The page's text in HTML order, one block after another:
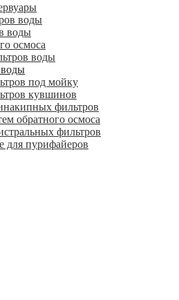
воды
воды
осмоса
воды
под мойку
кувшинов
фильтров
обратного осмоса
фильтров
для пурифайеров